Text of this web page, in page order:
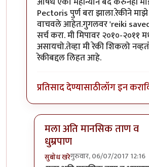
Pectoris पुर्ण बरा झाला.रेकीने
वाचवले आहेत.गुगलवर 'reiki
सर्च करा. मी मिपावर २०१०-२०११
असायचो.तेव्हा मी रेकी शिकलो
रेकीबद्दल लिहत आहे.
प्रतिसाद देण्यासाठीलॉग इन करा
मला अति मानसिक ताण व
धुम्रपाण
सुबोध खरेगुरुवार, 06/07/2017 12:16